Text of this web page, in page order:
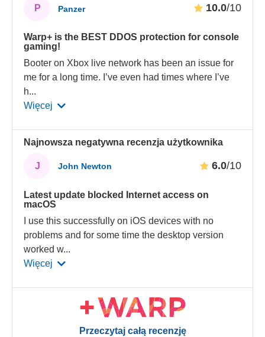
P Panzer 10.0/10
Warp+ is the BEST DDOS protection for console
gaming!
Booter on Xbox live network has been an issue for
me for a long time. I’ve even had times where I’ve
h...
Więcej
Najnowsza negatywna recenzja użytkownika
J John Newton 6.0/10
Latest update blocked Internet access on
macOS
I use this successfully on iOS devices with no
problems and for some time the desktop version
worked w...
Więcej
Przeczytaj całą recenzję